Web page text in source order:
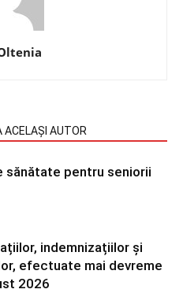
ACELAȘI AUTOR
sănătate pentru seniorii
indemnizațiilor și
efectuate mai devreme
2026